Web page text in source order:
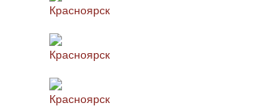
Красноярск
Красноярск
Красноярск